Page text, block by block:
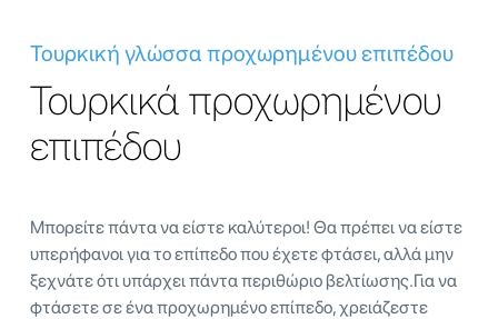
Τουρκική γλώσσα προχωρημένου επιπέδου
Τουρκικά προχωρημένου
επιπέδου
Μπορείτε πάντα να είστε καλύτεροι! Θα πρέπει να είστε
υπερήφανοι για το επίπεδο που έχετε φτάσει, αλλά μην
ξεχνάτε ότι υπάρχει πάντα περιθώριο βελτίωσης.Για να
φτάσετε σε ένα προχωρημένο επίπεδο, χρειάζεστε